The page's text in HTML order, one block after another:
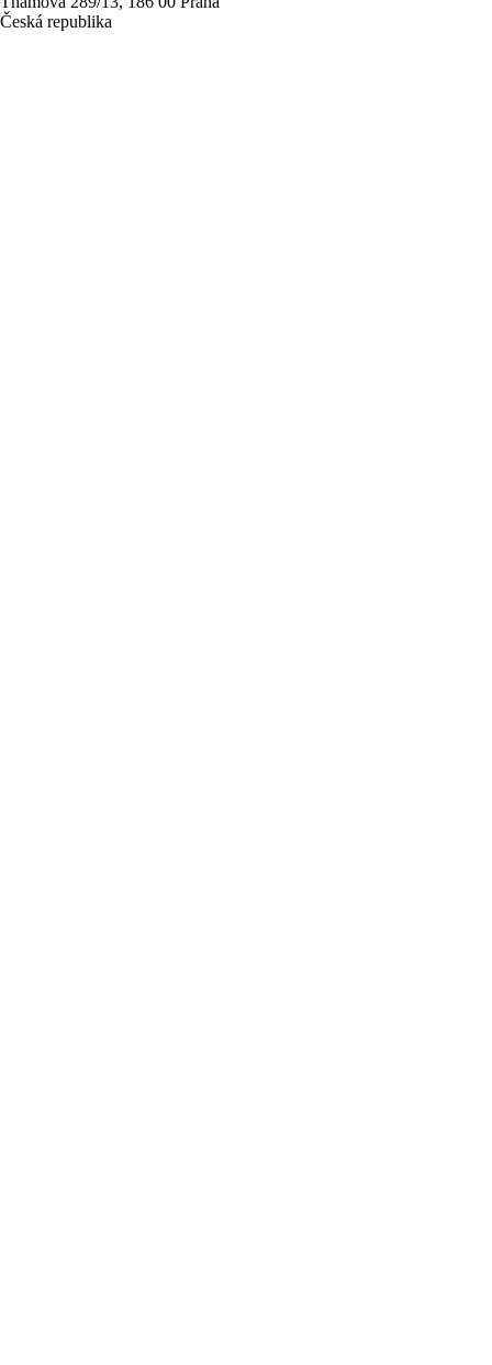
Česká republika